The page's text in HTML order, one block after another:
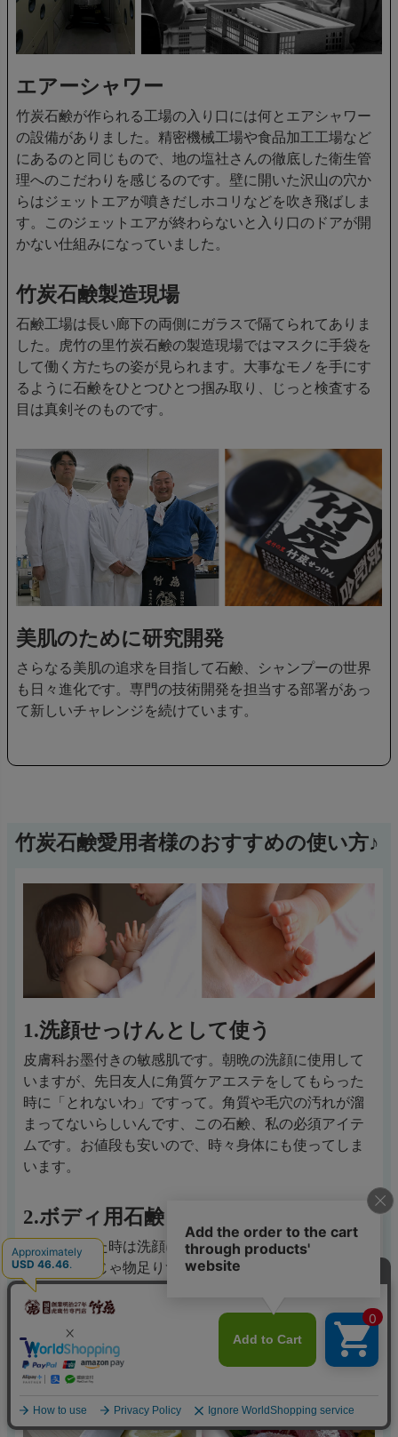
エアーシャワー
竹炭石鹸が作られる工場の入り口には何とエアシャワー
の設備がありました。精密機械工場や食品加工工場など
にあるのと同じもので、地の塩社さんの徹底した衛生管
理へのこだわりを感じるのです。壁に開いた沢山の穴か
らはジェットエアが噴きだしホコリなどを吹き飛ばしま
す。このジェットエアが終わらないと入り口のドアが開
かない仕組みになっていました。
竹炭石鹸製造現場
石鹸工場は長い廊下の両側にガラスで隔てられてありま
した。虎竹の里竹炭石鹸の製造現場ではマスクに手袋を
して働く方たちの姿が見られます。大事なモノを手にす
るように石鹸をひとつひとつ掴み取り、じっと検査する
目は真剣そのものです。
美肌のために研究開発
さらなる美肌の追求を目指して石鹸、シャンプーの世界
も日々進化です。専門の技術開発を担当する部署があっ
て新しいチャレンジを続けています。
竹炭石鹸愛用者様のおすすめの使い方♪
1.洗顔せっけんとして使う
皮膚科お墨付きの敏感肌です。朝晩の洗顔に使用して
いますが、先日友人に角質ケアエステをしてもらった
時に「とれないわ」ですって。角質や毛穴の汚れが溜
まってないらしいんです、この石鹸、私の必須アイテ
ムです。お値段も安いので、時々身体にも使ってしま
います。
2.ボディ用石鹸として使う
初めて買った時は洗顔に使っていましたがあまりの良
さに顔だけじゃ物足りず、全身に使っています。肌の
弱い息子にも使っています。あせもができ易く、いつ
も掻いていて肌荒れがひどかったのですが、今は綺麗
な肌で本人も気に入っているみたいです。